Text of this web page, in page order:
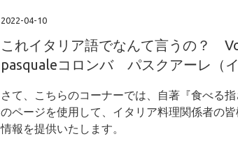
2022-04-10
これイタリア語でなんて言うの？
pasqualeコロンバ パスクアーレ（
さて、こちらのコーナーでは、自著『食べる指
のページを使用して、イタリア料理関係者の
情報を提供いたします。